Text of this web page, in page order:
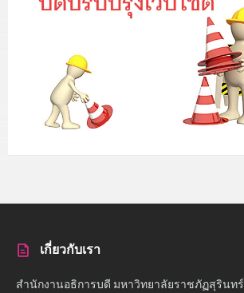
เกี่ยวกับเรา
สำนักงานอธิการบดี มหาวิทยาลัยราชภัฏสุรินทร์